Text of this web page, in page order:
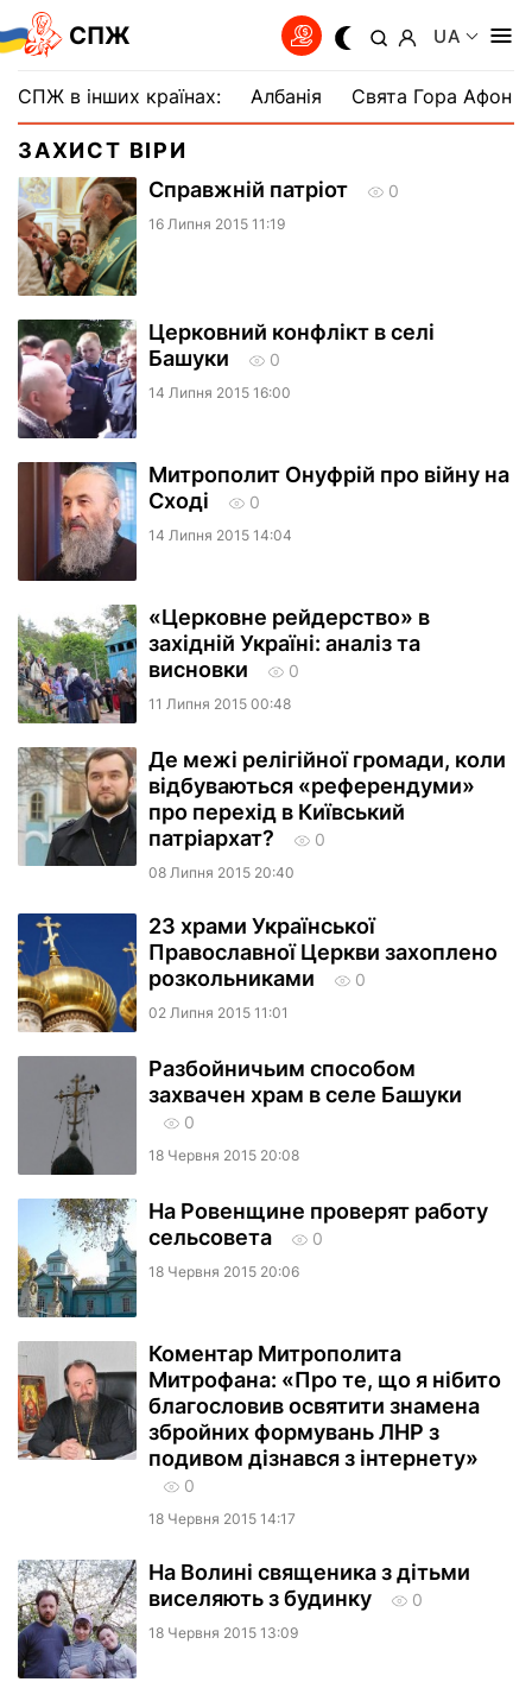
СПЖ UA
СПЖ в інших країнах: Албанія Свята Гора Афон
ЗАХИСТ ВІРИ
Справжній патріот
0
16 Липня 2015 11:19
Церковний конфлікт в селі
Башуки
0
14 Липня 2015 16:00
Митрополит Онуфрій про війну на
Сході
0
14 Липня 2015 14:04
«Церковне рейдерство» в
західній Україні: аналіз та
висновки
0
11 Липня 2015 00:48
Де межі релігійної громади, коли
відбуваються «референдуми»
про перехід в Київський
патріархат?
0
08 Липня 2015 20:40
23 храми Української
Православної Церкви захоплено
розкольниками
0
02 Липня 2015 11:01
Разбойничьим способом
захвачен храм в селе Башуки
0
18 Червня 2015 20:08
На Ровенщине проверят работу
сельсовета
0
18 Червня 2015 20:06
Коментар Митрополита
Митрофана: «Про те, що я нібито
благословив освятити знамена
збройних формувань ЛНР з
подивом дізнався з інтернету»
0
18 Червня 2015 14:17
На Волині священика з дітьми
виселяють з будинку
0
18 Червня 2015 13:09